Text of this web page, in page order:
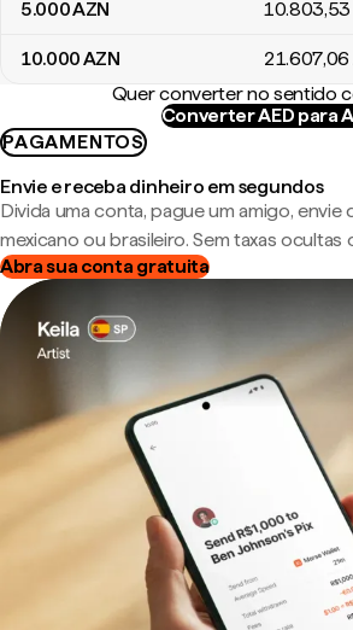
5.000AZN 10.803,53
10.000AZN 21.607,06
Quer converter no sentido
Converter AED para
PAGAMENTOS
Envie e receba dinheiro em segundos
Divida uma conta, pague um amigo,
mexicano ou brasileiro. Sem taxas ocultas
Abra sua conta gratuita